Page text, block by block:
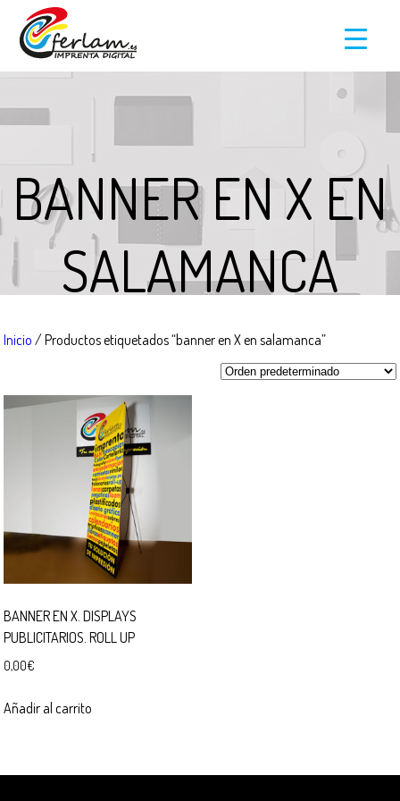
BANNER EN X EN
SALAMANCA
Inicio / Productos etiquetados “banner en X en salamanca”
BANNER EN X. DISPLAYS
PUBLICITARIOS. ROLL UP
0,00€
Añadir al carrito